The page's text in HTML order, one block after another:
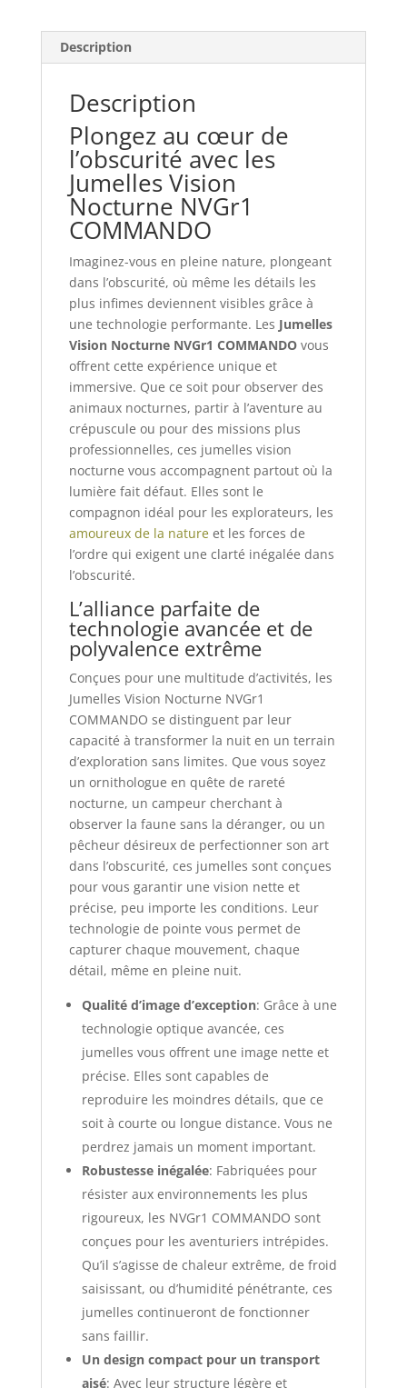
Description
Description
Plongez au cœur de
l’obscurité avec les
Jumelles Vision
Nocturne NVGr1
COMMANDO
Imaginez-vous en pleine nature, plongeant
dans l’obscurité, où même les détails les
plus infimes deviennent visibles grâce à
une technologie performante. Les Jumelles
Vision Nocturne NVGr1 COMMANDOvous
offrent cette expérience unique et
immersive. Que ce soit pour observer des
animaux nocturnes, partir à l’aventure au
crépuscule ou pour des missions plus
professionnelles, ces jumelles vision
nocturne vous accompagnent partout où la
lumière fait défaut. Elles sont le
compagnon idéal pour les explorateurs, les
amoureux de la natureet les forces de
l’ordre qui exigent une clarté inégalée dans
l’obscurité.
L’alliance parfaite de
technologie avancée et de
polyvalence extrême
Conçues pour une multitude d’activités, les
Jumelles Vision Nocturne NVGr1
COMMANDO se distinguent par leur
capacité à transformer la nuit en un terrain
d’exploration sans limites. Que vous soyez
un ornithologue en quête de rareté
nocturne, un campeur cherchant à
observer la faune sans la déranger, ou un
pêcheur désireux de perfectionner son art
dans l’obscurité, ces jumelles sont conçues
pour vous garantir une vision nette et
précise, peu importe les conditions. Leur
technologie de pointe vous permet de
capturer chaque mouvement, chaque
détail, même en pleine nuit.
Qualité d’image d’exception: Grâce à une
technologie optique avancée, ces
jumelles vous offrent une image nette et
précise. Elles sont capables de
reproduire les moindres détails, que ce
soit à courte ou longue distance. Vous ne
perdrez jamais un moment important.
Robustesse inégalée: Fabriquées pour
résister aux environnements les plus
rigoureux, les NVGr1 COMMANDO sont
conçues pour les aventuriers intrépides.
Qu’il s’agisse de chaleur extrême, de froid
saisissant, ou d’humidité pénétrante, ces
jumelles continueront de fonctionner
sans faillir.
Un design compact pour un transport
aisé: Avec leur structure légère et